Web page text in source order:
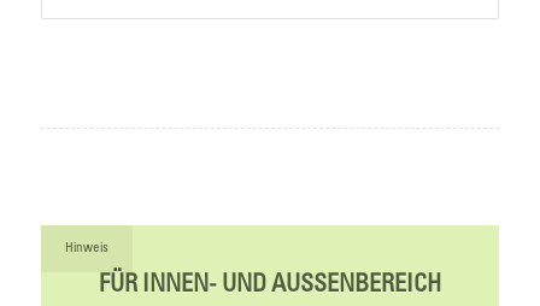
Hinweis
FÜR INNEN- UND AUSSENBEREICH